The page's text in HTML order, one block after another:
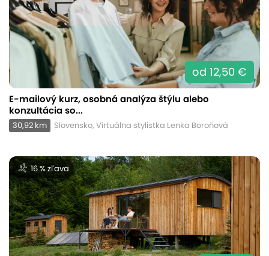
od 12,50 €
E-mailový kurz, osobná analýza štýlu alebo
konzultácia so...
30,92 km Slovensko, Virtuálna stylistka Lenka Boroňová
16 % zľava